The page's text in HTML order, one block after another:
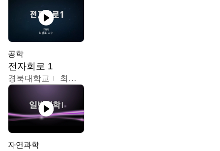
공학
전자회로 1
경북대학교 최병조
자연과학